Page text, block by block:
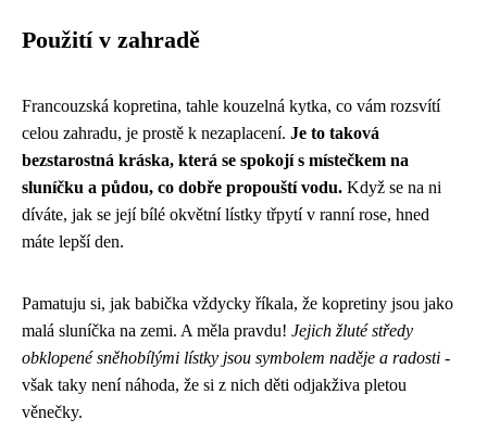
Použití v zahradě
Francouzská kopretina, tahle kouzelná kytka, co vám rozsvítí
celou zahradu, je prostě k nezaplacení. Je to taková
bezstarostná kráska, která se spokojí s místečkem na
sluníčku a půdou, co dobře propouští vodu. Když se na ni
díváte, jak se její bílé okvětní lístky třpytí v ranní rose, hned
máte lepší den.
Pamatuju si, jak babička vždycky říkala, že kopretiny jsou jako
malá sluníčka na zemi. A měla pravdu! Jejich žluté středy
obklopené sněhobílými lístky jsou symbolem naděje a radosti -
však taky není náhoda, že si z nich děti odjakživa pletou
věnečky.